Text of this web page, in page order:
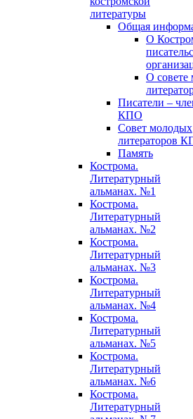
литературы
Общая
О
О совете
Писатели –
КПО
Совет молодых
литераторов
Память
Кострома.
Литературный
альманах. №1
Кострома.
Литературный
альманах. №2
Кострома.
Литературный
альманах. №3
Кострома.
Литературный
альманах. №4
Кострома.
Литературный
альманах. №5
Кострома.
Литературный
альманах. №6
Кострома.
Литературный